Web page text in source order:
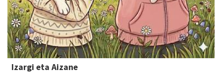
Izargi eta Aizane